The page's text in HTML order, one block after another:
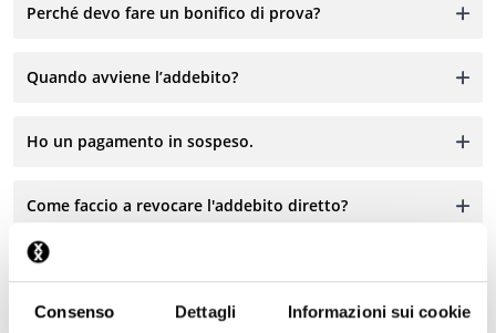
Consenso Dettagli Informazioni sui cookie
Perché devo fare un bonifico di prova?
Quando avviene l’addebito?
Ho un pagamento in sospeso.
Come faccio a revocare l'addebito diretto?
Ho pagato, ma non ho ancora ricevuto nulla.